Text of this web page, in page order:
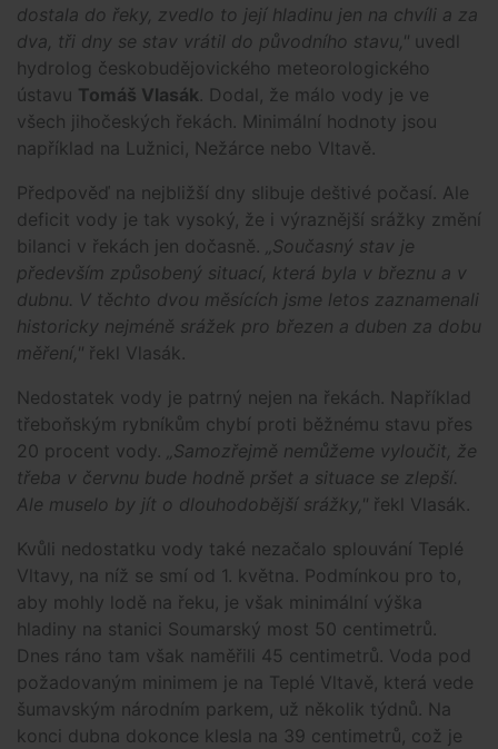
dostala do řeky, zvedlo to její hladinu jen na chvíli a za
dva, tři dny se stav vrátil do původního stavu," uvedl
hydrolog českobudějovického meteorologického
ústavu Tomáš Vlasák. Dodal, že málo vody je ve
všech jihočeských řekách. Minimální hodnoty jsou
například na Lužnici, Nežárce nebo Vltavě.
Předpověď na nejbližší dny slibuje deštivé počasí. Ale
deficit vody je tak vysoký, že i výraznější srážky změní
bilanci v řekách jen dočasně.
„Současný stav je
především způsobený situací, která byla v březnu a v
dubnu. V těchto dvou měsících jsme letos zaznamenali
historicky nejméně srážek pro březen a duben za dobu
měření," řekl Vlasák.
Nedostatek vody je patrný nejen na řekách. Například
třeboňským rybníkům chybí proti běžnému stavu přes
20 procent vody.
„Samozřejmě nemůžeme vyloučit, že
třeba v červnu bude hodně pršet a situace se zlepší.
Ale muselo by jít o dlouhodobější srážky," řekl Vlasák.
Kvůli nedostatku vody také nezačalo splouvání Teplé
Vltavy, na níž se smí od 1. května. Podmínkou pro to,
aby mohly lodě na řeku, je však minimální výška
hladiny na stanici Soumarský most 50 centimetrů.
Dnes ráno tam však naměřili 45 centimetrů. Voda pod
požadovaným minimem je na Teplé Vltavě, která vede
šumavským národním parkem, už několik týdnů. Na
konci dubna dokonce klesla na 39 centimetrů, což je